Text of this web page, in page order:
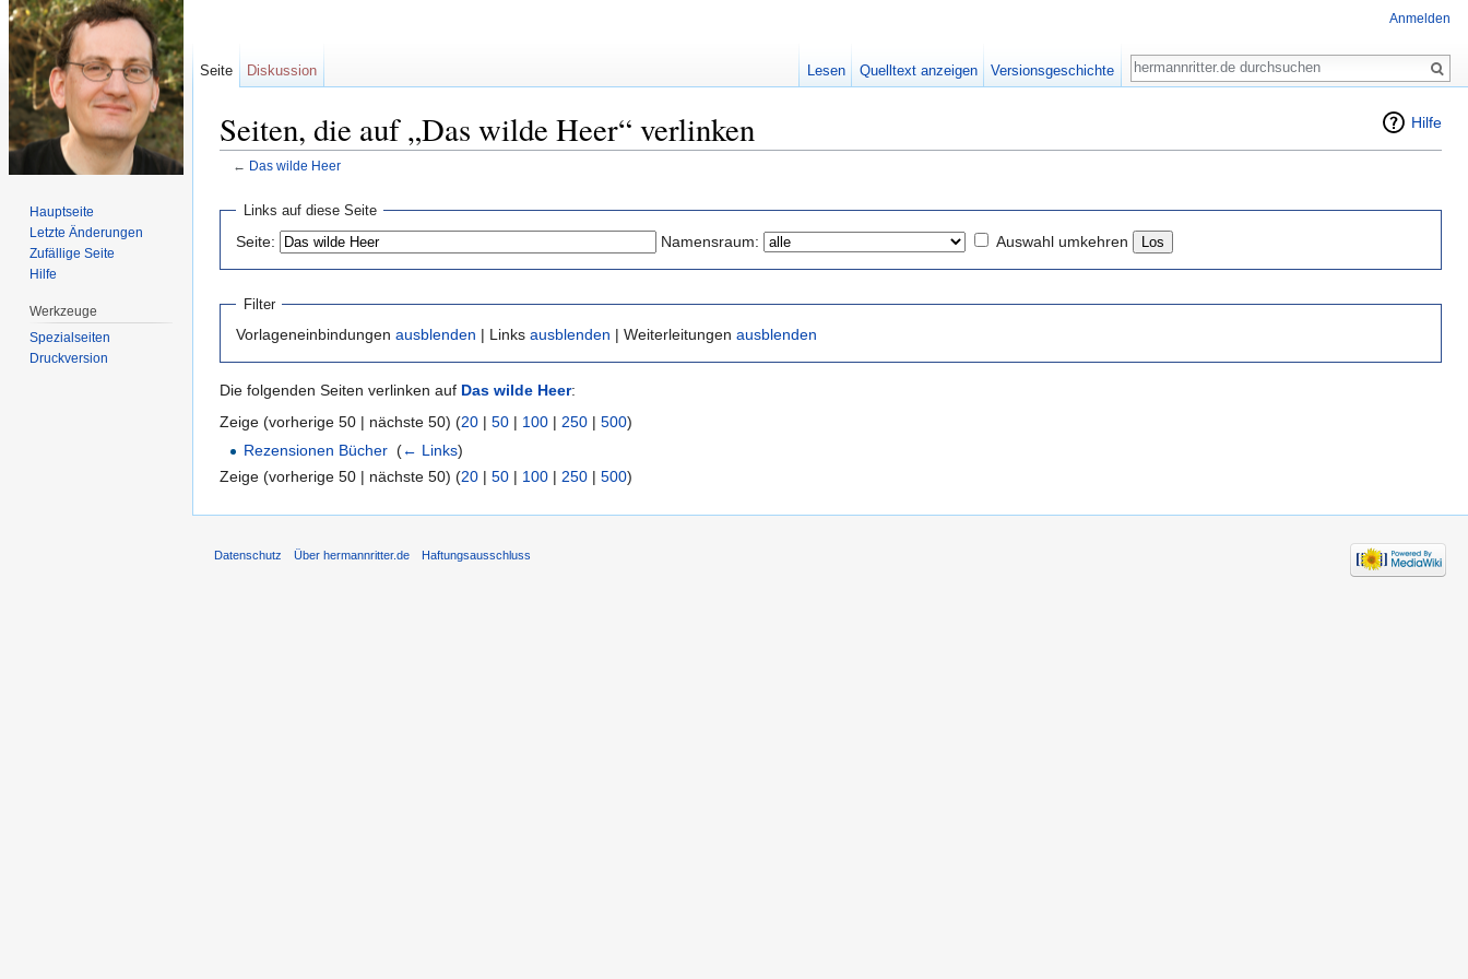
Hilfe
Seiten, die auf „Das wilde Heer“ verlinken
← Das wilde Heer
Links auf diese Seite
Seite: Namensraum: Auswahl umkehren
Filter
Vorlageneinbindungen ausblenden | Links ausblenden | Weiterleitungen ausblenden
Die folgenden Seiten verlinken auf Das wilde Heer:
Zeige (vorherige 50 | nächste 50) (20 | 50 | 100 | 250 | 500)
Rezensionen Bücher ‎(← Links)
Zeige (vorherige 50 | nächste 50) (20 | 50 | 100 | 250 | 500)
Anmelden
Seite Diskussion Lesen Quelltext anzeigen Versionsgeschichte
Suche
Hauptseite
Letzte Änderungen
Zufällige Seite
Hilfe
Werkzeuge
Spezialseiten
Druckversion
Datenschutz Über hermannritter.de Haftungsausschluss